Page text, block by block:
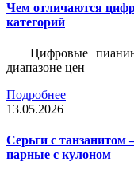
Чем отличаются
категорий
Цифровые
диапазоне цен
Подробнее
13.05.2026
Серьги с
парные с кулоном